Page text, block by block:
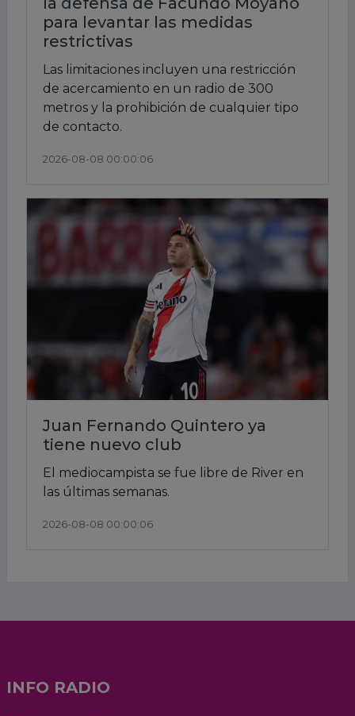
para levantar las medidas
restrictivas
Las limitaciones incluyen una restricción
de acercamiento en un radio de 300
metros y la prohibición de cualquier tipo
de contacto.
2026-08-08 00:00:06
Juan Fernando Quintero ya
tiene nuevo club
El mediocampista se fue libre de River en
las últimas semanas.
2026-08-08 00:00:06
INFO RADIO